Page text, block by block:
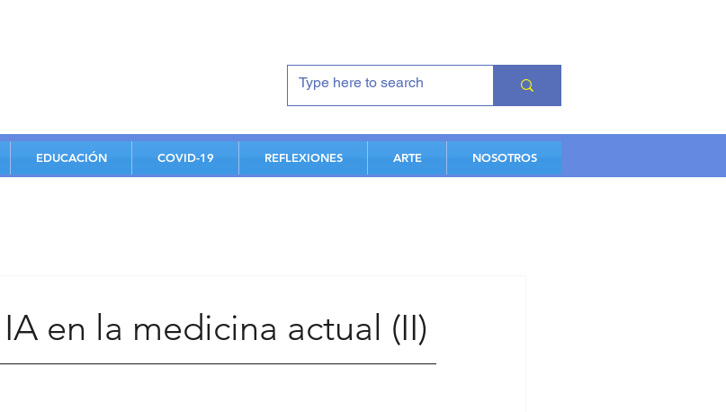
EDUCACIÓN COVID-19 REFLEXIONES ARTE NOSOTROS
en la medicina actual (II)